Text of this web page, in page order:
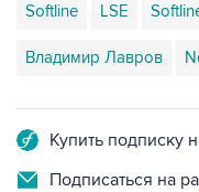
Softline LSE
Владимир Лавров
Купить подписку
Подписаться на